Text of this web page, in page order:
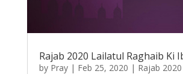
Rajab 2020 Lailatul Raghaib Ki
by Pray| Feb 25, 2020 | Rajab